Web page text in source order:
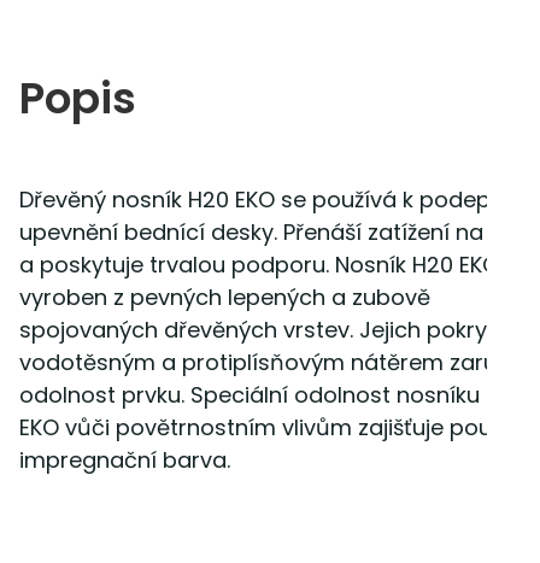
Popis
Dřevěný nosník H20 EKO se používá k podepření
upevnění bednící desky. Přenáší zatížení na
a poskytuje trvalou podporu. Nosník H20 EKO je
vyroben z pevných lepených a zubově
spojovaných dřevěných vrstev. Jejich pokrytí
vodotěsným a protiplísňovým nátěrem zaručuje
odolnost prvku. Speciální odolnost nosníku H20
EKO vůči povětrnostním vlivům zajišťuje použitá
impregnační barva.